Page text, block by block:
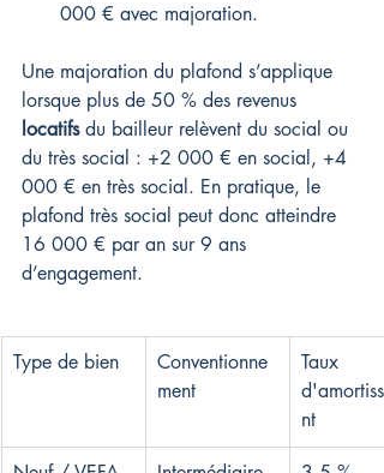
000 € avec majoration.
Une majoration du plafond s’applique
lorsque plus de 50 % des revenus
locatifs du bailleur relèvent du social ou
du très social : +2 000 € en social, +4
000 € en très social. En pratique, le
plafond très social peut donc atteindre
16 000 € par an sur 9 ans
d’engagement.
Type de bien
Conventionne
ment
Taux
nt